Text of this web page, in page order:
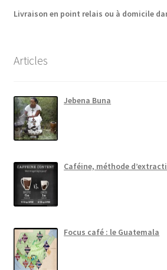
Livraison en point relais ou à domicile
Articles
Jebena Buna
Caféine, méthode
Focus café : le Guatemala